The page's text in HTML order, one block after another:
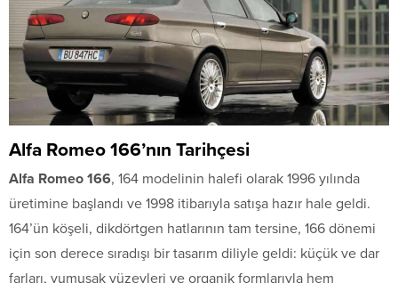
Alfa Romeo 166’nın Tarihçesi
Alfa Romeo 166, 164 modelinin halefi olarak 1996 yılında
üretimine başlandı ve 1998 itibarıyla satışa hazır hale geldi.
164’ün köşeli, dikdörtgen hatlarının tam tersine, 166 dönemi
için son derece sıradışı bir tasarım diliyle geldi: küçük ve dar
farları, yumuşak yüzeyleri ve organik formlarıyla hem